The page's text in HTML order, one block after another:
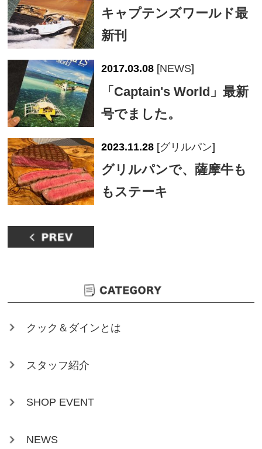
キャプテンズワールド最
新刊
2017.03.08 [NEWS]
「Captain's World」最新
号でました。
2023.11.28 [グリルパン]
グリルパンで、薩摩牛も
もステーキ
クック＆ダインとは
スタッフ紹介
SHOP EVENT
NEWS